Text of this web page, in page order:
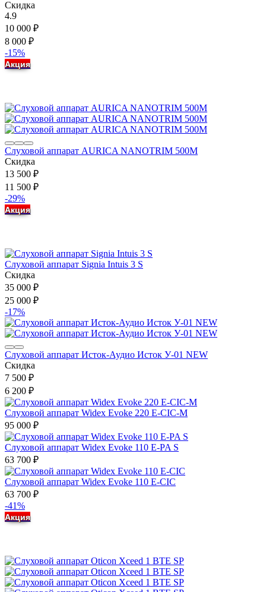
Скидка
4.9
10 000 ₽
8 000 ₽
-15%
Акция
Слуховой аппарат AURICA NANOTRIM 500M
Скидка
13 500 ₽
11 500 ₽
-29%
Акция
Слуховой аппарат Signia Intuis 3 S
Скидка
35 000 ₽
25 000 ₽
-17%
Слуховой аппарат Исток-Аудио Исток У-01 NEW
Скидка
7 500 ₽
6 200 ₽
Слуховой аппарат Widex Evoke 220 E-CIC-M
95 000 ₽
Слуховой аппарат Widex Evoke 110 E-PA S
63 700 ₽
Слуховой аппарат Widex Evoke 110 E-CIC
63 700 ₽
-41%
Акция